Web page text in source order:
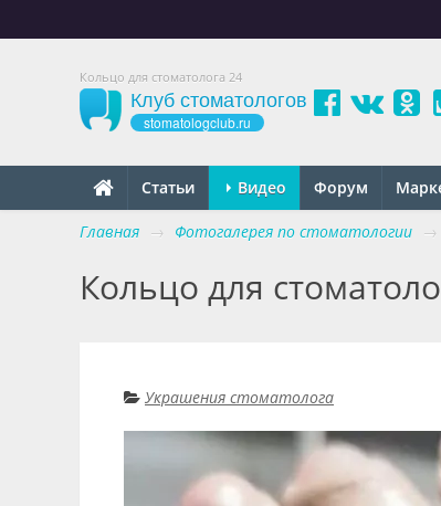
Кольцо для стоматолога 24
Клуб стоматологов
stomatologclub.ru
Статьи Видео Форум
Главная → Фотогалерея по стоматологии →
Кольцо для
Украшения стоматолога